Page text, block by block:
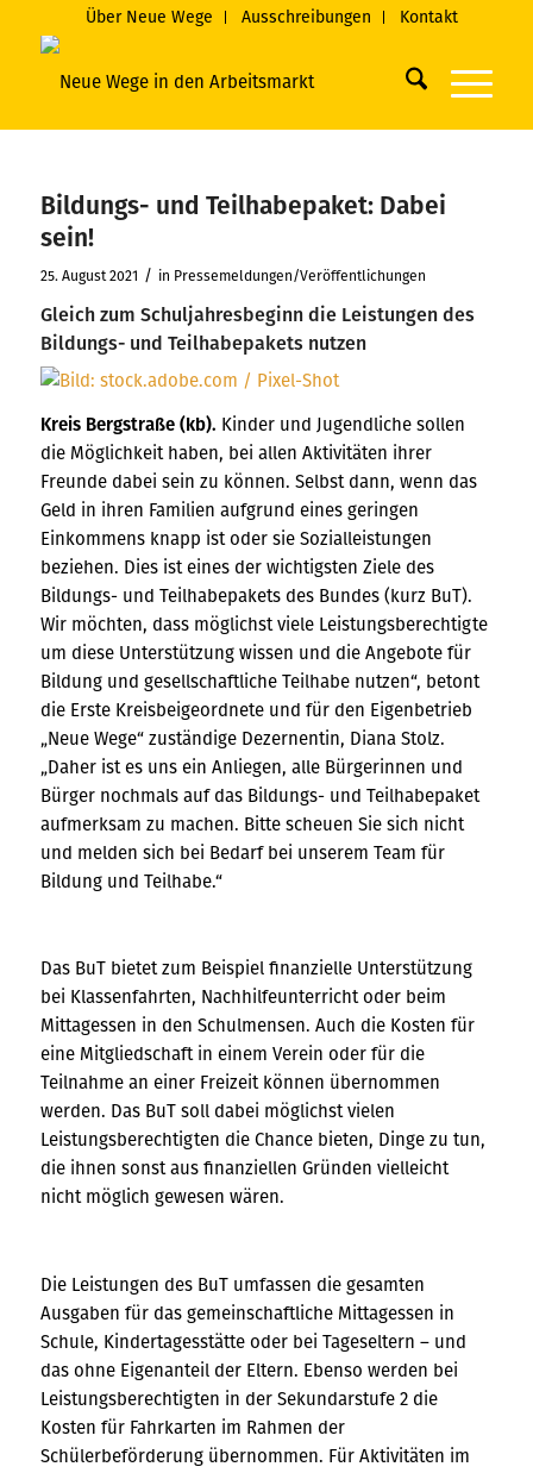
Über Neue Wege Ausschreibungen Kontakt
Bildungs- und Teilhabepaket: Dabei
sein!
25. August 2021 / in Pressemeldungen/Veröffentlichungen
Gleich zum Schuljahresbeginn die Leistungen des
Bildungs- und Teilhabepakets nutzen
Kreis Bergstraße (kb). Kinder und Jugendliche sollen
die Möglichkeit haben, bei allen Aktivitäten ihrer
Freunde dabei sein zu können. Selbst dann, wenn das
Geld in ihren Familien aufgrund eines geringen
Einkommens knapp ist oder sie Sozialleistungen
beziehen. Dies ist eines der wichtigsten Ziele des
Bildungs- und Teilhabepakets des Bundes (kurz BuT).
Wir möchten, dass möglichst viele Leistungsberechtigte
um diese Unterstützung wissen und die Angebote für
Bildung und gesellschaftliche Teilhabe nutzen“, betont
die Erste Kreisbeigeordnete und für den Eigenbetrieb
„Neue Wege“ zuständige Dezernentin, Diana Stolz.
„Daher ist es uns ein Anliegen, alle Bürgerinnen und
Bürger nochmals auf das Bildungs- und Teilhabepaket
aufmerksam zu machen. Bitte scheuen Sie sich nicht
und melden sich bei Bedarf bei unserem Team für
Bildung und Teilhabe.“
Das BuT bietet zum Beispiel finanzielle Unterstützung
bei Klassenfahrten, Nachhilfeunterricht oder beim
Mittagessen in den Schulmensen. Auch die Kosten für
eine Mitgliedschaft in einem Verein oder für die
Teilnahme an einer Freizeit können übernommen
werden. Das BuT soll dabei möglichst vielen
Leistungsberechtigten die Chance bieten, Dinge zu tun,
die ihnen sonst aus finanziellen Gründen vielleicht
nicht möglich gewesen wären.
Die Leistungen des BuT umfassen die gesamten
Ausgaben für das gemeinschaftliche Mittagessen in
Schule, Kindertagesstätte oder bei Tageseltern – und
das ohne Eigenanteil der Eltern. Ebenso werden bei
Leistungsberechtigten in der Sekundarstufe 2 die
Kosten für Fahrkarten im Rahmen der
Schülerbeförderung übernommen. Für Aktivitäten im